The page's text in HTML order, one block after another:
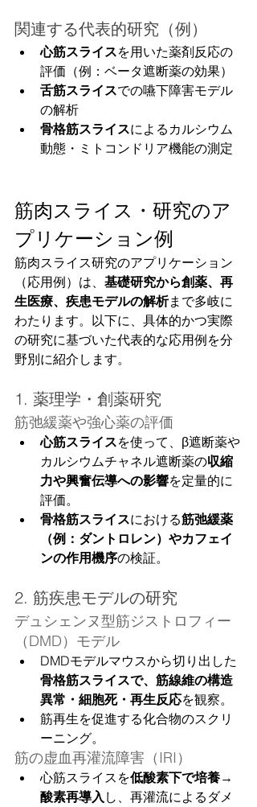
関連する代表的研究（例）
心筋スライスを用いた薬剤反応の
評価（例：ベータ遮断薬の効果）
舌筋スライスでの嚥下障害モデル
の解析
骨格筋スライスによるカルシウム
動態・ミトコンドリア機能の測定
筋肉スライス・研究のア
プリケーション例
筋肉スライス研究のアプリケーション
（応用例）は、 基礎研究から創薬、再
生医療、疾患モデルの解析まで多岐に
わたります。以下に、具体的かつ実際
の研究に基づいた代表的な応用例を分
野別に紹介します。
1. 薬理学・創薬研究
筋弛緩薬や強心薬の評価
心筋スライスを使って、β遮断薬や
カルシウムチャネル遮断薬の収縮
力や興奮伝導への影響を定量的に
評価。
骨格筋スライスにおける筋弛緩薬
（例：ダントロレン）やカフェイ
ンの作用機序の検証。
2. 筋疾患モデルの研究
デュシェンヌ型筋ジストロフィー
（DMD）モデル
DMDモデルマウスから切り出した
骨格筋スライスで、筋線維の構造
異常・細胞死・再生反応を観察。
筋再生を促進する化合物のスクリ
ーニング。
筋の虚血再灌流障害（IRI）
心筋スライスを低酸素下で培養→
酸素再導入 し、再灌流によるダメ